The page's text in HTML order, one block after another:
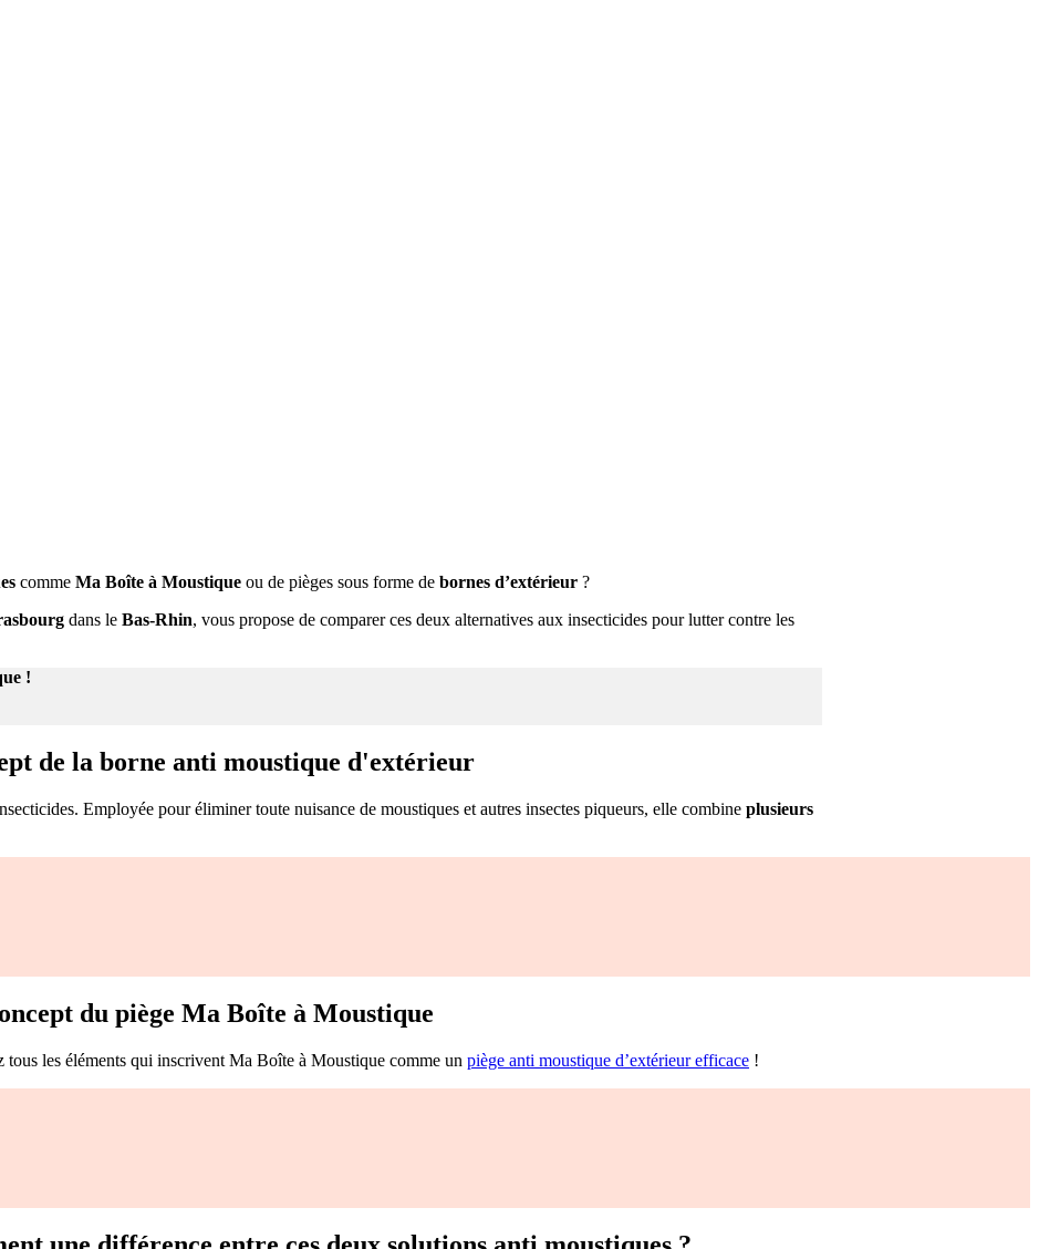
comme Ma Boîte à Moustique ou de pièges sous forme de bornes d’extérieur ?
dans le Bas-Rhin, vous propose de comparer ces deux alternatives aux insecticides pour lutter contre les
!
de la borne anti moustique d'extérieur
Employée pour éliminer toute nuisance de moustiques et autres insectes piqueurs, elle combine plusieurs
du piège Ma Boîte à Moustique
les éléments qui inscrivent Ma Boîte à Moustique comme un piège anti moustique d’extérieur efficace !